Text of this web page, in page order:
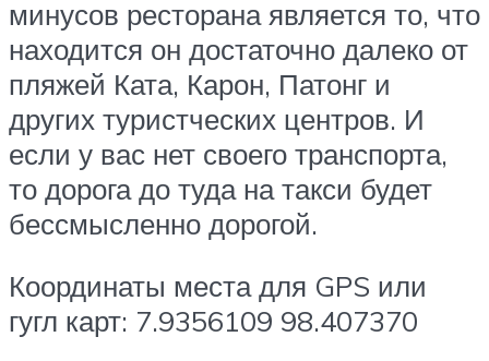
минусов ресторана является то, что
находится он достаточно далеко от
пляжей Ката, Карон, Патонг и
других туристческих центров. И
если у вас нет своего транспорта,
то дорога до туда на такси будет
бессмысленно дорогой.
Координаты места для GPS или
гугл карт: 7.9356109 98.407370